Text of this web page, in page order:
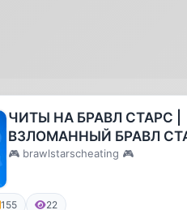
ЧИТЫ НА БРАВЛ СТАРС |
ВЗЛОМАННЫЙ БРАВЛ
🎮 brawlstarscheating 🎮
155 22